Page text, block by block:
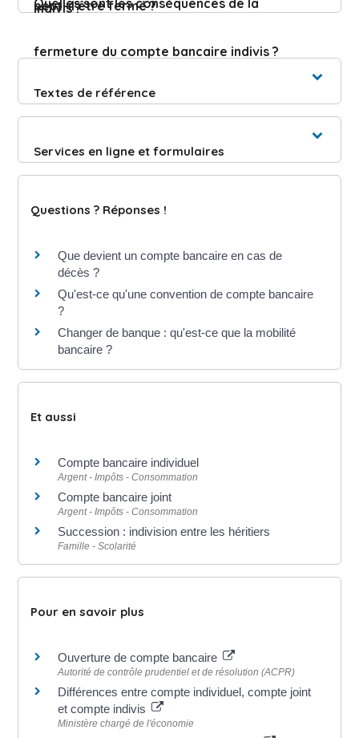
indivis ?
peut-il être fermé ?
fermeture du compte bancaire indivis ?
Textes de référence
Services en ligne et formulaires
Questions ? Réponses !
Que devient un compte bancaire en cas de
décès ?
Qu'est-ce qu'une convention de compte bancaire
?
Changer de banque : qu'est-ce que la mobilité
bancaire ?
Et aussi
Compte bancaire individuel
Argent - Impôts - Consommation
Compte bancaire joint
Argent - Impôts - Consommation
Succession : indivision entre les héritiers
Famille - Scolarité
Pour en savoir plus
Ouverture de compte bancaire
Autorité de contrôle prudentiel et de résolution (ACPR)
Différences entre compte individuel, compte joint
et compte indivis
Ministère chargé de l'économie